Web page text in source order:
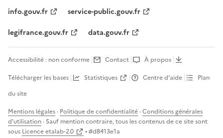
info.gouv.fr
service-public.gouv.fr
legifrance.gouv.fr
data.gouv.fr
Accessibilité : non conforme Contact
À propos
Télécharger les bases
Statistiques Centre d’aide
Plan
du site
Mentions légales · Politique de confidentialité ·Conditions générales
d'utilisation · Sauf mention contraire, tous les contenus de ce site sont
sous Licence etalab-2.0 • #d8413e1a